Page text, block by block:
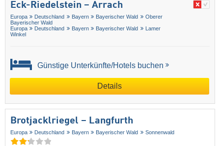
Eck-Riedelstein – Arrach
Europa Deutschland Bayern Bayerischer Wald
Oberer
Bayerischer Wald
Europa
Deutschland Bayern Bayerischer Wald
Lamer
Winkel
Günstige Unterkünfte/Hotels buchen
Details
Brotjacklriegel – Langfurth
Europa Deutschland Bayern Bayerischer Wald Sonnenwald